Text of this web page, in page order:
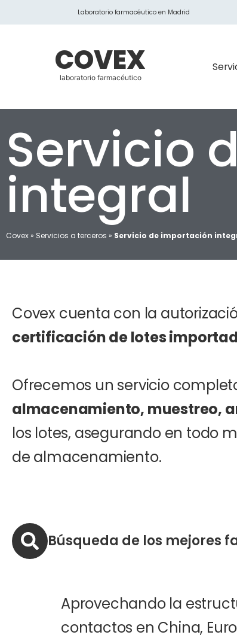
Laboratorio farmacéutico en Madrid
COVEX
laboratorio farmacéutico
Servicio
integral
Covex» Servicios a terceros » Servicio de importación
Covex cuenta con la
certificación de lotes
Ofrecemos un servicio
almacenamiento, muestreo,
los lotes, asegurando en todo
de almacenamiento.
Búsqueda de los mejores
Aprovechando la
contactos en China,